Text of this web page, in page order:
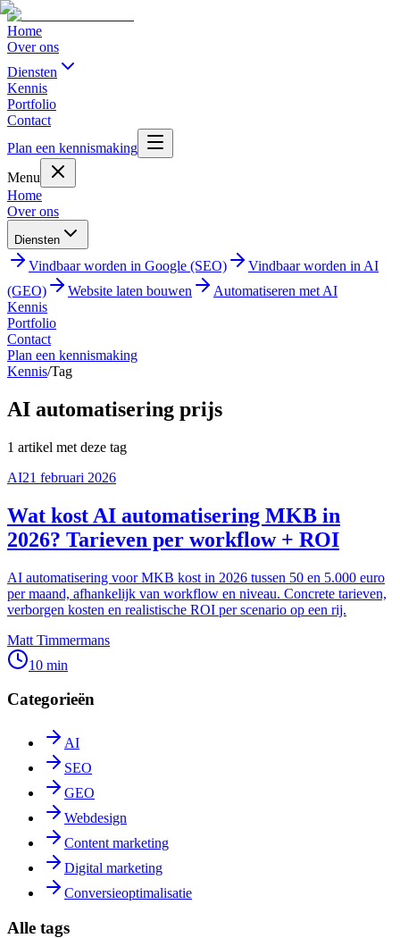
Home
Over ons
Diensten
Kennis
Portfolio
Contact
Plan een kennismaking
Menu
Home
Over ons
Diensten
Vindbaar worden in Google (SEO)
Vindbaar worden in AI
(GEO)
Website laten bouwen
Automatiseren met AI
Kennis
Portfolio
Contact
Plan een kennismaking
Kennis/Tag
AI automatisering prijs
1 artikel met deze tag
AI21 februari 2026
Wat kost AI automatisering MKB in
2026? Tarieven per workflow + ROI
AI automatisering voor MKB kost in 2026 tussen 50 en 5.000 euro
per maand, afhankelijk van workflow en niveau. Concrete tarieven,
verborgen kosten en realistische ROI per scenario op een rij.
Matt Timmermans
10 min
Categorieën
AI
SEO
GEO
Webdesign
Content marketing
Digital marketing
Conversieoptimalisatie
Alle tags